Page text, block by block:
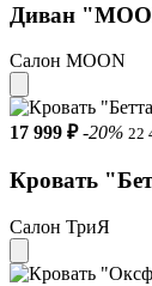
Диван
Салон MOON
17 999 ₽ -20% 22
Кровать
Салон ТриЯ